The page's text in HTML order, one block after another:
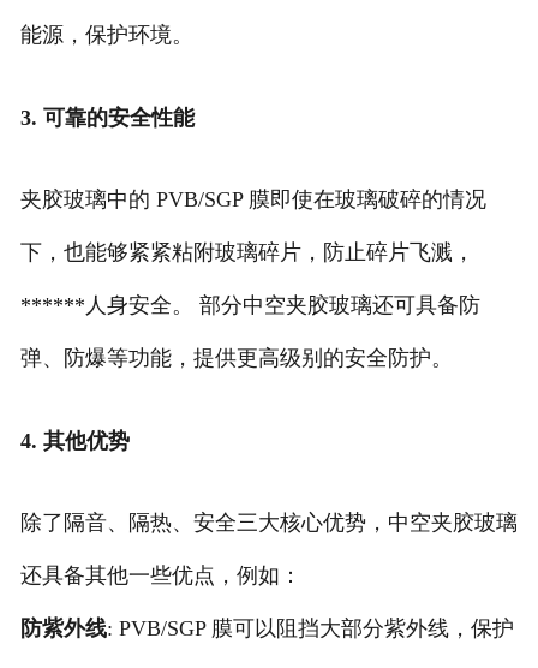
能源，保护环境。
3. 可靠的安全性能
夹胶玻璃中的 PVB/SGP 膜即使在玻璃破碎的情况
下，也能够紧紧粘附玻璃碎片，防止碎片飞溅，
******人身安全。 部分中空夹胶玻璃还可具备防
弹、防爆等功能，提供更高级别的安全防护。
4. 其他优势
除了隔音、隔热、安全三大核心优势，中空夹胶玻璃
还具备其他一些优点，例如：
防紫外线: PVB/SGP 膜可以阻挡大部分紫外线，保护